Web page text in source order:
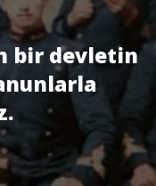
bir devletin